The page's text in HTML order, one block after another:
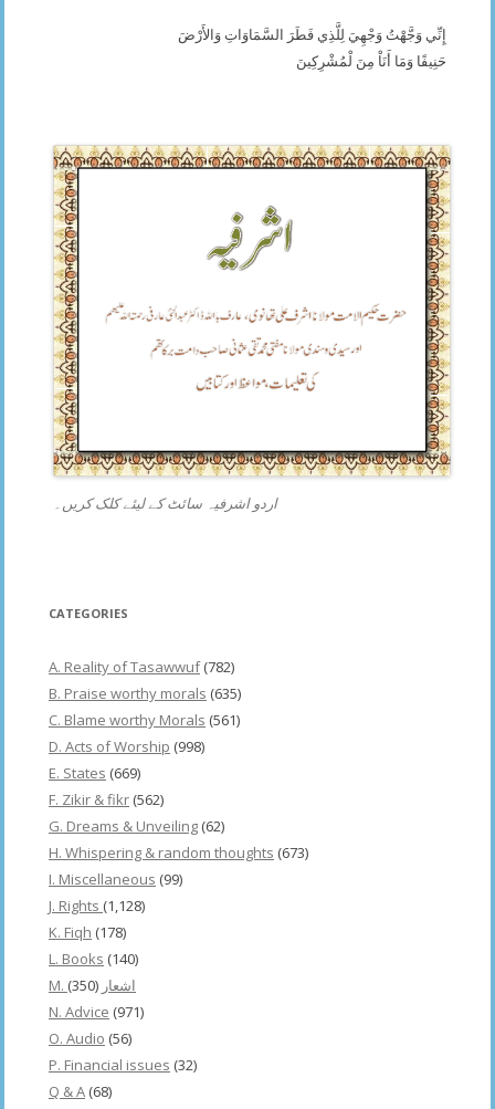
إِنِّي وَجَّهْتُ وَجْهِيَ لِلَّذِي فَطَرَ السَّمَاوَاتِ وَالأَرْضَ
حَنِيفًا وَمَا أَنَاْ مِنَ لْمُشْرِكِينَ
اردو اشرفیہ سائٹ کے لیئے کلک کریں۔
CATEGORIES
A. Reality of Tasawwuf(782)
B. Praise worthy morals (635)
C. Blame worthy Morals (561)
D. Acts of Worship (998)
E. States (669)
F. Zikir & fikr (562)
G. Dreams & Unveiling (62)
H. Whispering & random thoughts (673)
I. Miscellaneous (99)
J. Rights (1,128)
K. Fiqh (178)
L. Books (140)
M. اشعار (350)
N. Advice (971)
O. Audio (56)
P. Financial issues (32)
Q & A (68)